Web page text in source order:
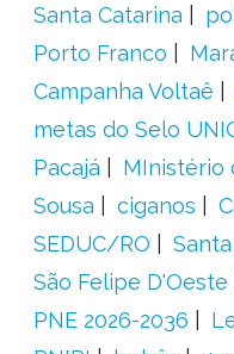
Santa Catarina
Porto Franco
Campanha Voltaê
metas do Selo
Pacajá
MInistério
Sousa
ciganos
SEDUC/RO
São Felipe D'Oeste
PNE 2026-2036